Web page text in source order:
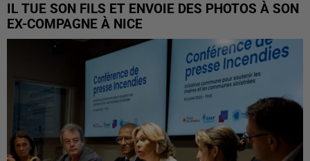
IL TUE SON FILS ET ENVOIE DES PHOTOS À SON
EX-COMPAGNE À NICE